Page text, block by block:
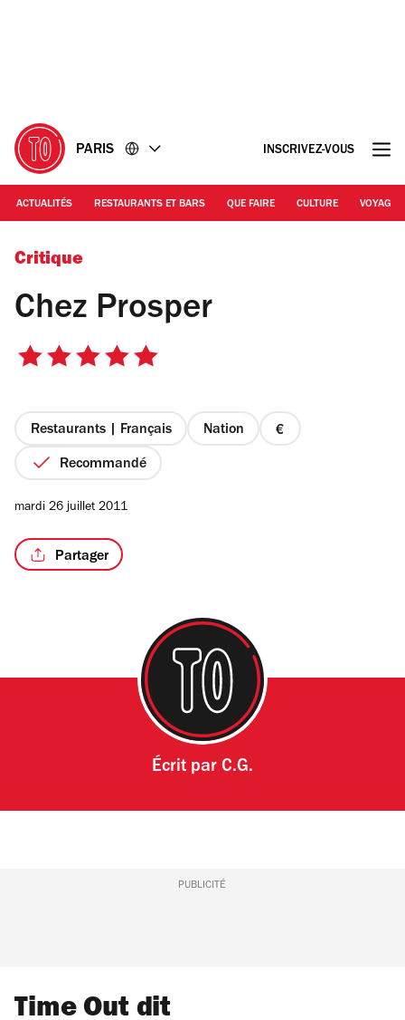
PARIS INSCRIVEZ-VOUS
ACTUALITÉS RESTAURANTS ET BARS QUE FAIRE CULTURE VOYAGE
© Tania Brimson / Time Out
Critique
Chez Prosper
5
étoiles
Restaurants | Français Nation
prix
Recommandé
mardi 26 juillet 2011
Partager
Écrit par C.G.
PUBLICITÉ
Time Out dit